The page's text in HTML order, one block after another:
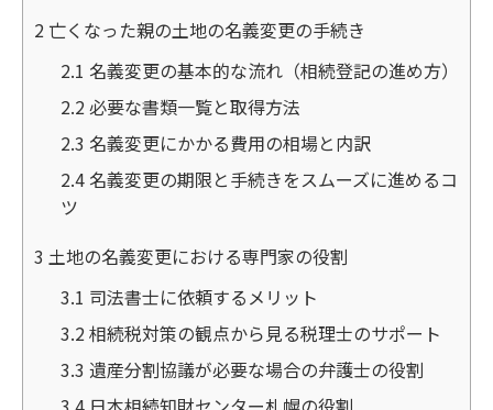
2 亡くなった親の土地の名義変更の手続き
2.1 名義変更の基本的な流れ（相続登記の進め方）
2.2必要な書類一覧と取得方法
2.3 名義変更にかかる費用の相場と内訳
2.4 名義変更の期限と手続きをスムーズに進めるコ
ツ
3 土地の名義変更における専門家の役割
3.1 司法書士に依頼するメリット
3.2相続税対策の観点から見る税理士のサポート
3.3 遺産分割協議が必要な場合の弁護士の役割